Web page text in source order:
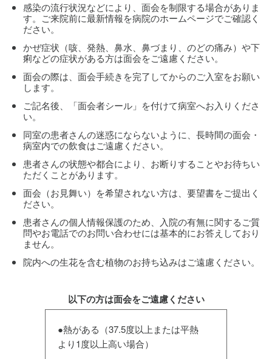
感染の流行状況などにより、面会を制限する場合がありま
す。ご来院前に最新情報を病院のホームページでご確認く
ださい。
かぜ症状（咳、発熱、鼻水、鼻づまり、のどの痛み）や下
痢などの症状がある方は面会をご遠慮ください。
面会の際は、面会手続きを完了してからのご入室をお願い
します。
ご記名後、「面会者シール」を付けて病室へお入りくださ
い。
同室の患者さんの迷惑にならないように、長時間の面会・
病室内での飲食はご遠慮ください。
患者さんの状態や都合により、お断りすることやお待ちい
ただくことがあります。
面会（お見舞い）を希望されない方は、要望書をご提出く
ださい。
患者さんの個人情報保護のため、入院の有無に関するご質
問やお電話でのお問い合わせには基本的にお答えしており
ません。
院内への生花を含む植物のお持ち込みはご遠慮ください。
以下の方は面会をご遠慮ください
●熱がある（37.5度以上または平熱
より1度以上高い場合）